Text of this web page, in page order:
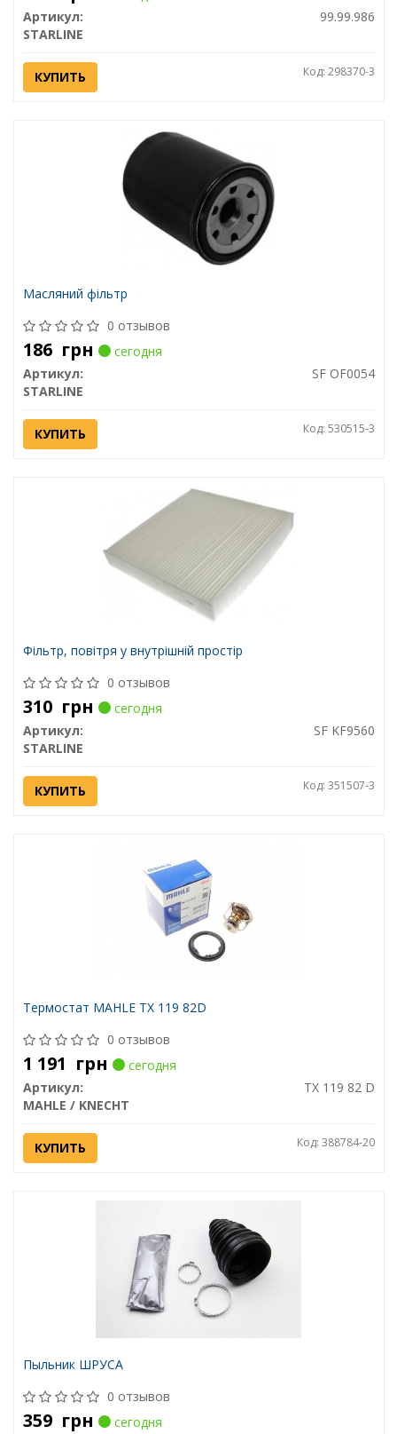
Артикул:
99.99.986
STARLINE
КУПИТЬ Код: 298370-3
Масляний фільтр
0 отзывов
186 грн
сегодня
Артикул:
SF OF0054
STARLINE
КУПИТЬ Код: 530515-3
Фільтр, повітря у внутрішній простір
0 отзывов
310 грн
сегодня
Артикул:
SF KF9560
STARLINE
КУПИТЬ Код: 351507-3
Термостат MAHLE TX 119 82D
0 отзывов
1 191 грн
сегодня
Артикул:
TX 119 82 D
MAHLE / KNECHT
КУПИТЬ Код: 388784-20
Пыльник ШРУСА
0 отзывов
359 грн
сегодня